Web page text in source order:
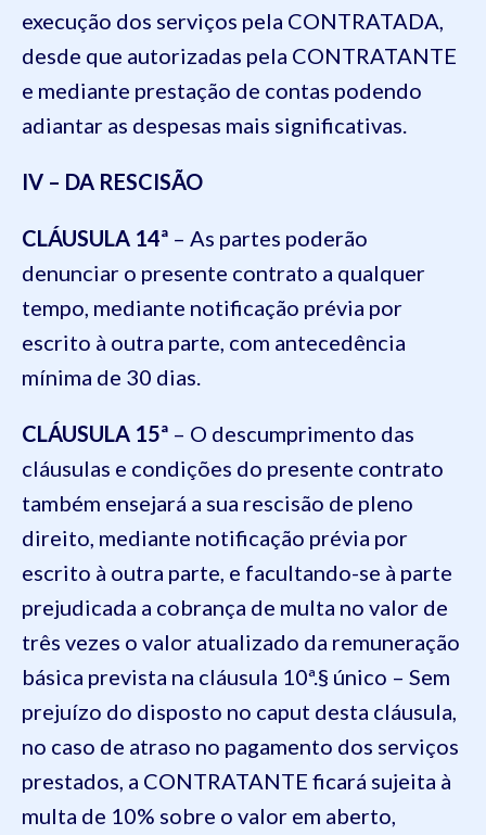
execução dos serviços pela CONTRATADA,
desde que autorizadas pela CONTRATANTE
e mediante prestação de contas podendo
adiantar as despesas mais significativas.
IV – DA RESCISÃO
CLÁUSULA 14ª – As partes poderão
denunciar o presente contrato a qualquer
tempo, mediante notificação prévia por
escrito à outra parte, com antecedência
mínima de 30 dias.
CLÁUSULA 15ª – O descumprimento das
cláusulas e condições do presente contrato
também ensejará a sua rescisão de pleno
direito, mediante notificação prévia por
escrito à outra parte, e facultando-se à parte
prejudicada a cobrança de multa no valor de
três vezes o valor atualizado da remuneração
básica prevista na cláusula 10ª.§ único – Sem
prejuízo do disposto no caput desta cláusula,
no caso de atraso no pagamento dos serviços
prestados, a CONTRATANTE ficará sujeita à
multa de 10% sobre o valor em aberto,